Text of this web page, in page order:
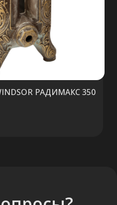
РАДИМАКС 350
Банк»,
ул.